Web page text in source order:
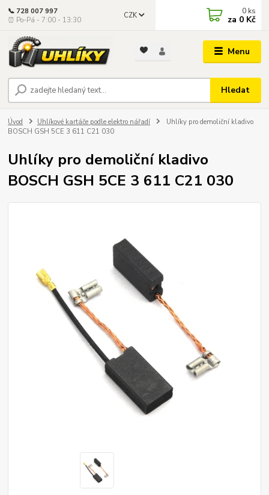
Menu
CZK
Hledat
📞 728 007 997
⏰ Po-Pá - 7:00 - 13:30
0 ks
za 0 Kč
Úvod Uhlíkové kartáče podle elektro nářadí
Uhlíky pro demoliční kladivo
BOSCH GSH 5CE 3 611 C21 030
Uhlíky pro demoliční kladivo
BOSCH GSH 5CE 3 611 C21 030